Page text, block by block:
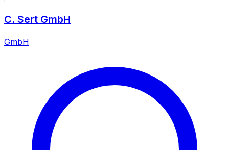
C. Sert GmbH
GmbH